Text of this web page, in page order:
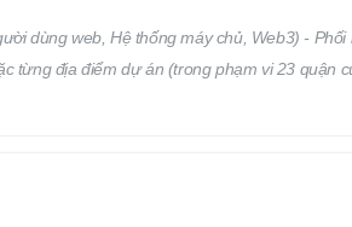
dùng web, Hệ thống máy chủ, Web3) -
từng địa điểm dự án (trong phạm vi 23 quận